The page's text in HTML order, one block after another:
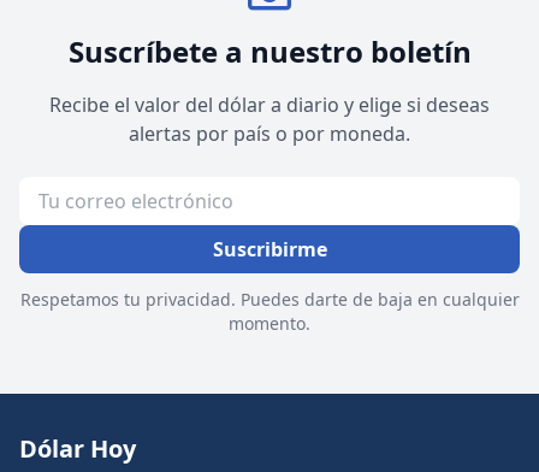
Suscríbete a nuestro boletín
Recibe el valor del dólar a diario y elige si deseas
alertas por país o por moneda.
Suscribirme
Respetamos tu privacidad. Puedes darte de baja en cualquier
momento.
Dólar Hoy